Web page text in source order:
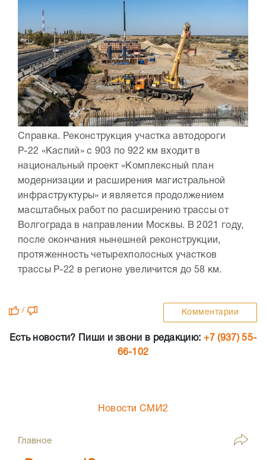
Справка. Реконструкция участка автодороги
Р-22 «Каспий» с 903 по 922 км входит в
национальный проект «Комплексный план
модернизации и расширения магистральной
инфраструктуры» и является продолжением
масштабных работ по расширению трассы от
Волгограда в направлении Москвы. В 2021 году,
после окончания нынешней реконструкции,
протяженность четырехполосных участков
трассы Р-22 в регионе увеличится до 58 км.
/ Комментарии
Есть новости? Пиши и звони в редакцию: +7 (937) 55-
66-102
Новости СМИ2
Главное